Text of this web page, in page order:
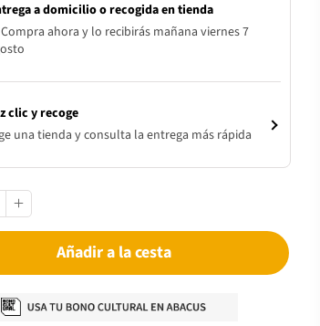
a domicilio o recogida en tienda
Compra ahora y lo recibirás mañana viernes 7
clic y recoge
una tienda y consulta la entrega más rápida
Añadir a la cesta